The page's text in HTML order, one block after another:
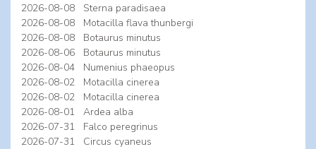
2026-08-08
Sterna paradisaea
2026-08-08
Motacilla flava thunbergi
2026-08-08
Botaurus minutus
2026-08-06
Botaurus minutus
2026-08-04
Numenius phaeopus
2026-08-02
Motacilla cinerea
2026-08-02
Motacilla cinerea
2026-08-01
Ardea alba
2026-07-31
Falco peregrinus
2026-07-31
Circus cyaneus